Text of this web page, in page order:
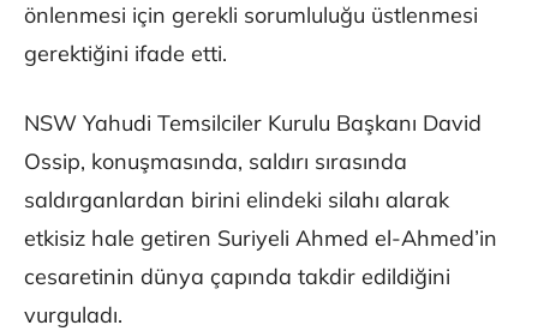
önlenmesi için gerekli sorumluluğu üstlenmesi
gerektiğini ifade etti.
NSW Yahudi Temsilciler Kurulu Başkanı David
Ossip, konuşmasında, saldırı sırasında
saldırganlardan birini elindeki silahı alarak
etkisiz hale getiren Suriyeli Ahmed el-Ahmed’in
cesaretinin dünya çapında takdir edildiğini
vurguladı.